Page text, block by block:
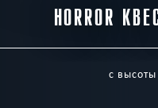
HORROR
с высоты